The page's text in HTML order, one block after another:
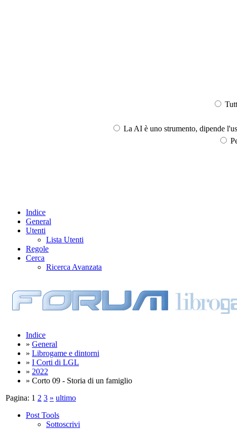
La AI è uno strumento, dipende
Indice
General
Utenti
Lista Utenti
Regole
Cerca
Ricerca Avanzata
Indice
» General
» Librogame e dintorni
» I Corti di LGL
» 2022
» Corto 09 - Storia di un famiglio
Pagina: 1 2 3 » ultimo
Post Tools
Sottoscrivi